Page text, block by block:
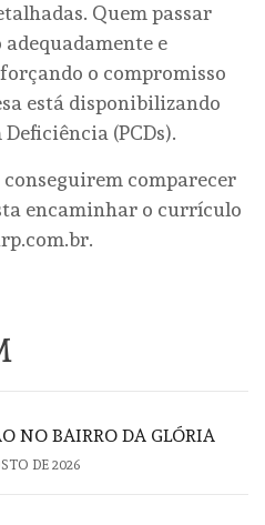
Quem passar
e
o compromisso
está disponibilizando
(PCDs).
comparecer
encaminhar o currículo
NO BAIRRO DA GLÓRIA
DE 2026